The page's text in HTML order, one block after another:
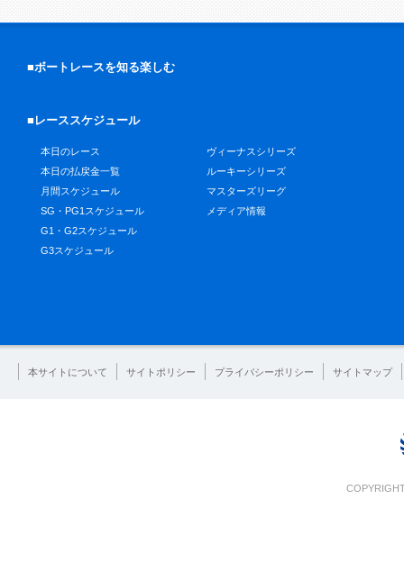
■ボートレースを知る楽しむ
■レーススケジュール
本日のレース
本日の払戻金一覧
月間スケジュール
SG・PG1スケジュール
G1・G2スケジュール
G3スケジュール
ヴィーナスシリーズ
ルーキーシリーズ
マスターズリーグ
メディア情報
本サイトについて サイトポリシー プライバシーポリシー サイトマップ